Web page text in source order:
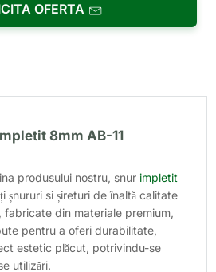
OFERTA
8mm AB-11
produsului nostru, snur impletit
șnururi si șireturi de înaltă calitate
fabricate din materiale premium,
pentru a oferi durabilitate,
estetic plăcut, potrivindu-se
utilizări.